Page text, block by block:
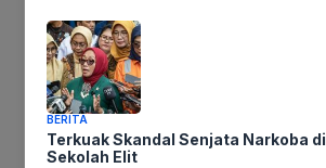
BERITA
Terkuak Skandal Senjata Narkoba di
Sekolah Elit